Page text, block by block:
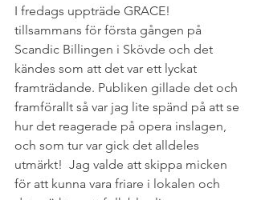
I fredags uppträde GRACE!
tillsammans för första gången på
Scandic Billingen i Skövde och det
kändes som att det var ett lyckat
framträdande. Publiken gillade det och
framförallt så var jag lite spänd på att se
hur det reagerade på opera inslagen,
och som tur var gick det alldeles
utmärkt!  Jag valde att skippa micken
för att kunna vara friare i lokalen och